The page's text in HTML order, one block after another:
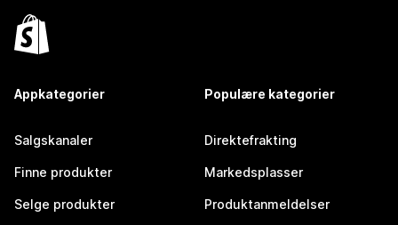
Appkategorier
Salgskanaler
Finne produkter
Selge produkter
Populære kategorier
Direktefrakting
Markedsplasser
Produktanmeldelser